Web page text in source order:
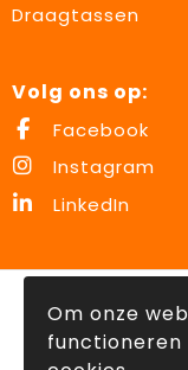
Draagtassen
Volg ons op:
Facebook
Instagram
LinkedIn
Om onze
functioneren